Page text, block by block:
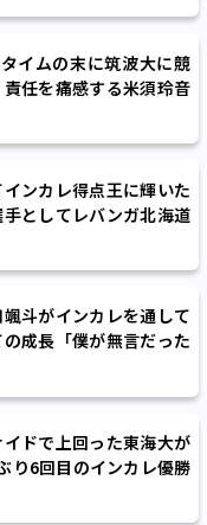
イムの末に筑波大に競
任を痛感する米須玲音
えていたら」
ンカレ得点王に輝いた
としてレバンガ北海道
斗がインカレを通して
成長「僕が無言だった
ドで上回った東海大が
り6回目のインカレ優勝